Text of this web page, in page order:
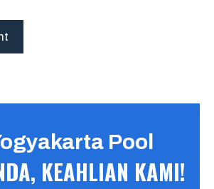
Pool
KEAHLIAN KAMI!